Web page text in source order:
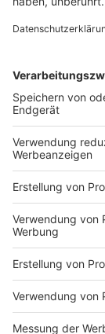
Record Store
Rock-
können
Indie-
Highlights
DEINE
Du hast dir
Markiere sie